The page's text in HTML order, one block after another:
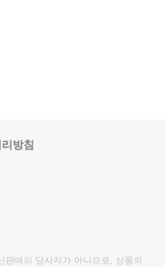
방침
판매의 당사자가 아니므로, 상품의